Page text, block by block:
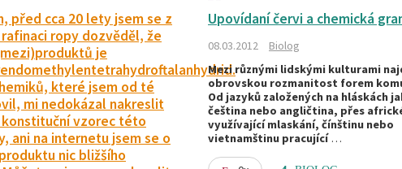
před cca 20 lety jsem se z
ropy dozvěděl, že
je
které jsem od té
mi nedokázal nakreslit
vzorec této
ani na internetu jsem se o
nic bližšího
Upovídaní červi a chemická
08.03.2012
Biolog
Mezi různými lidskými kulturami
obrovskou rozmanitost forem
Od jazyků založených na hláskách
čeština nebo angličtina, přes
využívající mlaskání, čínštinu nebo
vietnamštinu pracující…